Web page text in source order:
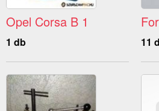
Opel Corsa B 1
1 db 11